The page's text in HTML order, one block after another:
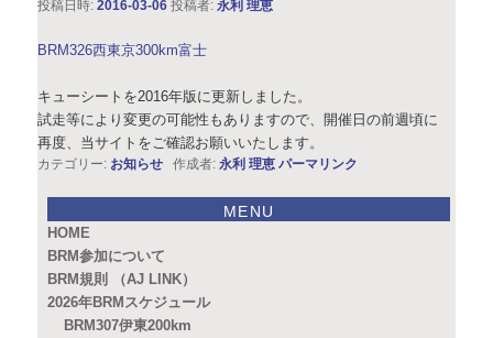
投稿日時:2016-03-06 投稿者:永利 理恵
BRM326西東京300km富士
キューシートを2016年版に更新しました。
試走等により変更の可能性もありますので、開催日の前週頃に
再度、当サイトをご確認お願いいたします。
カテゴリー: お知らせ 作成者:永利 理恵 パーマリンク
MENU
HOME
BRM参加について
BRM規則 （AJ LINK）
2026年BRMスケジュール
BRM307伊東200km